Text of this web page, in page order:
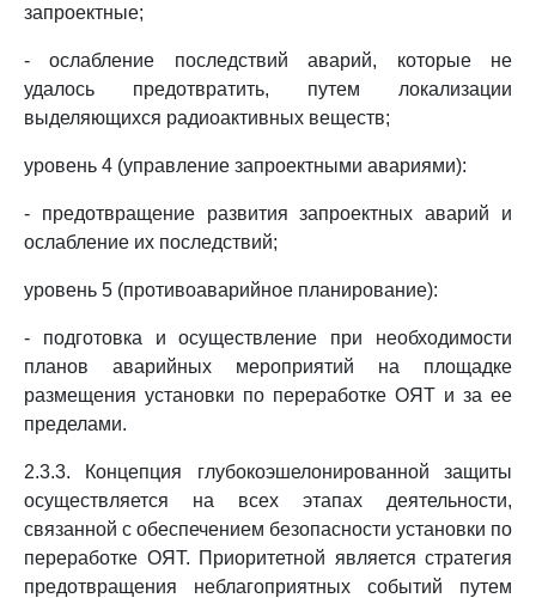
запроектные;
- ослабление последствий аварий, которые не
удалось предотвратить, путем локализации
выделяющихся радиоактивных веществ;
уровень 4 (управление запроектными авариями):
- предотвращение развития запроектных аварий и
ослабление их последствий;
уровень 5 (противоаварийное планирование):
- подготовка и осуществление при необходимости
планов аварийных мероприятий на площадке
размещения установки по переработке ОЯТ и за ее
пределами.
2.3.3. Концепция глубокоэшелонированной защиты
осуществляется на всех этапах деятельности,
связанной с обеспечением безопасности установки по
переработке ОЯТ. Приоритетной является стратегия
предотвращения неблагоприятных событий путем